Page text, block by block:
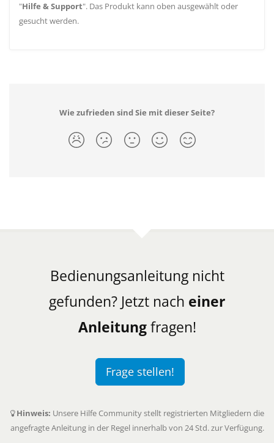
"Hilfe & Support". Das Produkt kann oben ausgewählt oder
gesucht werden.
Wie zufrieden sind Sie mit dieser Seite?
Bedienungsanleitung nicht
gefunden? Jetzt nach einer
Anleitungfragen!
Frage stellen!
Hinweis: Unsere Hilfe Community stellt registrierten Mitgliedern die
angefragte Anleitung in der Regel innerhalb von 24 Std. zur Verfügung.